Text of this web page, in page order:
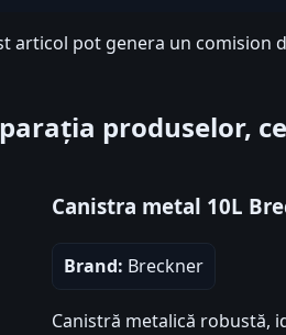
articol pot genera un comision
produselor,
Canistra metal 10L
Brand: Breckner
Canistră metalică robustă,